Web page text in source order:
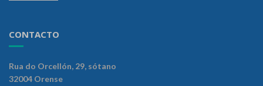
CONTACTO
Rua do Orcellón, 29, sótano
32004 Orense